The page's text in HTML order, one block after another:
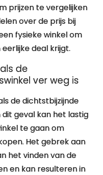
prijzen te vergelijken
over de prijs bij
fysieke winkel om
deal krijgt.
de
ver weg is
de dichtstbijzijnde
dit geval kan het lastig
te gaan om
Het gebrek aan
het vinden van de
en kan resulteren in